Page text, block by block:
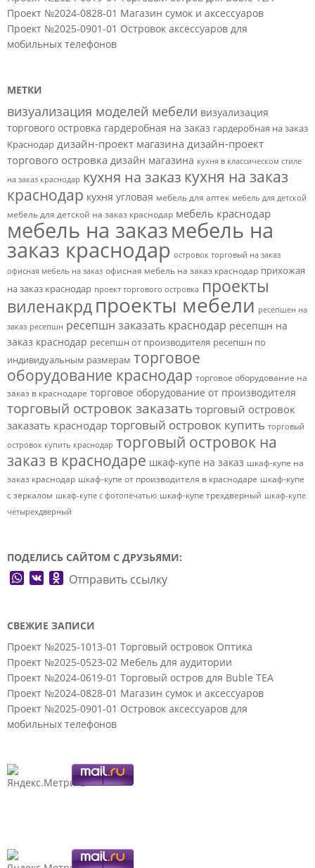
Проект №2024-0828-01 Магазин сумок и аксессуаров
Проект №2025-0901-01 Островок аксессуаров для
мобильных телефонов
МЕТКИ
визуализация моделей мебели визуализация
торгового островка гардеробная на заказ гардеробная на заказ
Краснодар дизайн-проект магазина дизайн-проект
торгового островка дизайн магазина кухня в классическом стиле
на заказ краснодар кухня на заказ кухня на заказ
краснодар кухня угловая мебель для аптек мебель для детской
мебель для детской на заказ краснодар мебель краснодар
мебель на заказмебель на
заказ краснодар островок торговый на заказ
офисная мебель на заказ офисная мебель на заказ краснодар прихожая
на заказ краснодар проект торгового островка проекты
виленакрдпроекты мебели ресепшен на
заказ ресепшн ресепшн заказать краснодар ресепшн на
заказ краснодар ресепшн от производителя ресепшн по
индивидуальным размерам торговое
оборудование краснодар торговое оборудование на
заказ в краснодаре торговое оборудование от производителя
торговый островок заказать торговый островок
заказать краснодар торговый островок купить торговый
островок купить краснодар торговый островок на
заказ в краснодаре шкаф-купе на заказ шкаф-купе на
заказ краснодар шкаф-купе от производителя в краснодаре шкаф-купе
с зеркалом шкаф-купе с фотопечатью шкаф-купе трехдверный шкаф-купе
четырехдверный
ПОДЕЛИСЬ САЙТОМ С ДРУЗЬЯМИ:
WhatsApp
VK Odnoklassniki
Отправить ссылку
СВЕЖИЕ ЗАПИСИ
Проект №2025-1013-01 Торговый островок Оптика
Проект №2025-0523-02 Мебель для аудитории
Проект №2024-0619-01 Торговый остров для Buble TEA
Проект №2024-0828-01 Магазин сумок и аксессуаров
Проект №2025-0901-01 Островок аксессуаров для
мобильных телефонов